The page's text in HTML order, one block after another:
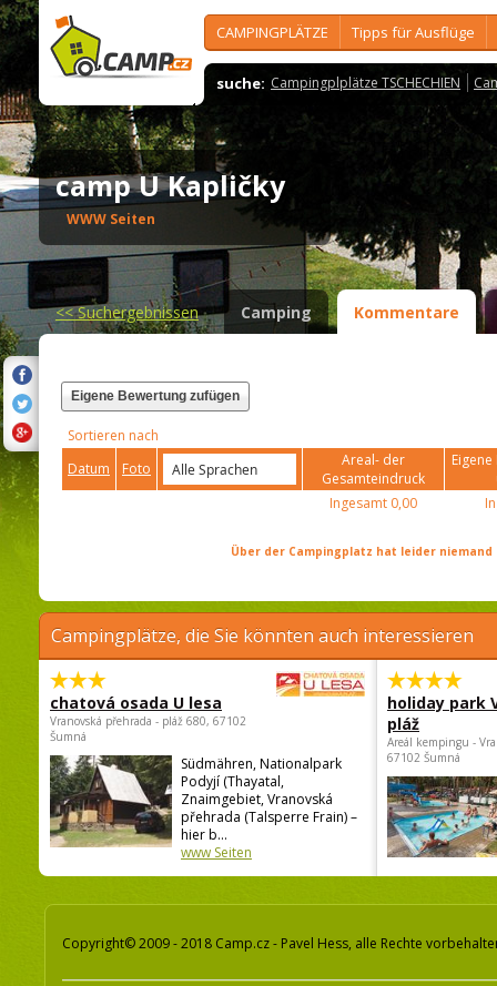
CAMPINGPLÄTZE Tipps für Ausflüge
suche: Campingplplätze TSCHECHIEN
camp U Kapličky
WWW Seiten
<<Suchergebnissen Camping Kommentare
Eigene Bewertung zufügen
Sortieren nach
Datum
Foto
Areal- der
Gesamteindruck
Ingesamt 0,00
Über der Campingplatz hat leider
Campingplätze, die Sie könnten auch interessieren
chatová osada U lesa
Vranovská přehrada - pláž 680, 67102
Šumná
Südmähren, Nationalpark
Podyjí (Thayatal,
Znaimgebiet, Vranovská
přehrada (Talsperre Frain) –
hier b...
www Seiten
holiday park
pláž
Areál kempingu -
67102 Šumná
Copyright© 2009 - 2018 Camp.cz - Pavel Hess, alle Rechte